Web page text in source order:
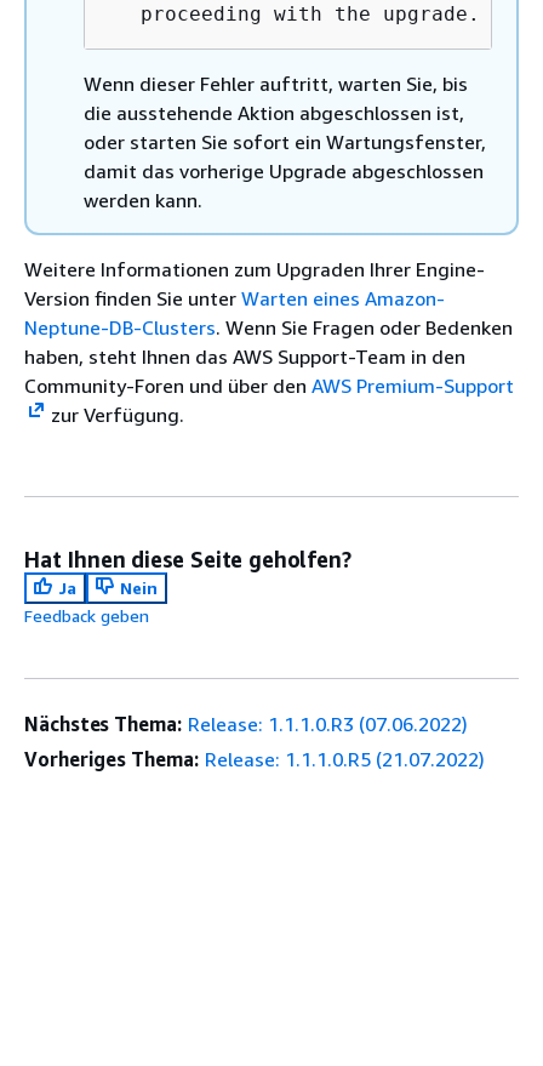
   proceeding with the upgrade.
Wenn dieser Fehler auftritt, warten Sie, bis
die ausstehende Aktion abgeschlossen ist,
oder starten Sie sofort ein Wartungsfenster,
damit das vorherige Upgrade abgeschlossen
werden kann.
Weitere Informationen zum Upgraden Ihrer Engine-
Version finden Sie unter Warten eines Amazon-
Neptune-DB-Clusters. Wenn Sie Fragen oder Bedenken
haben, steht Ihnen das AWS Support-Team in den
Community-Foren und über den AWS Premium-Support
zur Verfügung.
Hat Ihnen diese Seite geholfen?
Ja
Nein
Feedback geben
Nächstes Thema: Release: 1.1.1.0.R3 (07.06.2022)
Vorheriges Thema: Release: 1.1.1.0.R5 (21.07.2022)